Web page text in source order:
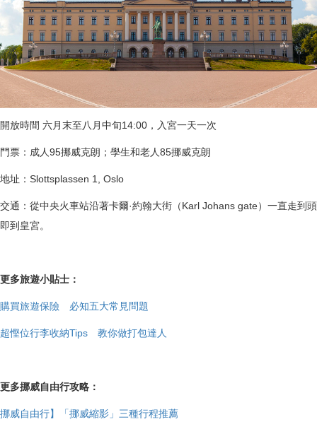
開放時間 六月末至八月中旬14:00，入宮一天一次
門票：成人95挪威克朗；學生和老人85挪威克朗
地址：Slottsplassen 1, Oslo
交通：從中央火車站沿著卡爾·約翰大街（Karl Johans gate）一直走到頭
即到皇宮。
更多旅遊小貼士：
購買旅遊保險 必知五大常見問題
超慳位行李收納Tips 教你做打包達人
更多挪威自由行攻略：
挪威自由行】「挪威縮影」三種行程推薦